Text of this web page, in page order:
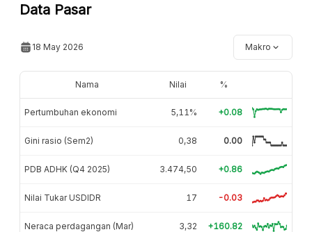
Data Pasar
18 May 2026 Makro
Nama Nilai %
Pertumbuhan ekonomi 5,11% +0.08
Gini rasio (Sem2) 0,38 0.00
PDB ADHK (Q4 2025) 3.474,50 +0.86
Nilai Tukar USDIDR 17 -0.03
Neraca perdagangan (Mar) 3,32 +160.82